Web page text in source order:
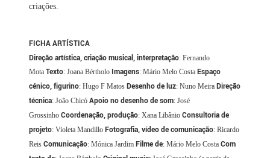
criações.
FICHA ARTÍSTICA
Direção artística, criação musical, interpretação: Fernando
MotaTexto: Joana Bértholo Imagens: Mário Melo Costa Espaço
cénico, figurino: Hugo F Matos Desenho de luz: Nuno Meira Direção
técnica: João ChicóApoio no desenho de som: José
GrossinhoCoordenação, produção: Xana LibânioConsultoria de
projeto: Violeta MandilloFotografia, vídeo de comunicação: Ricardo
ReisComunicação: Mónica JardimFilme de: Mário Melo CostaCom